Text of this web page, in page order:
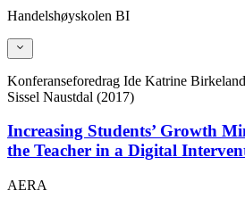
Handelshøyskolen BI
Konferanseforedrag Ide Katrine
Sissel Naustdal (2017)
Increasing Students’ Growth
the Teacher in a Digital
AERA